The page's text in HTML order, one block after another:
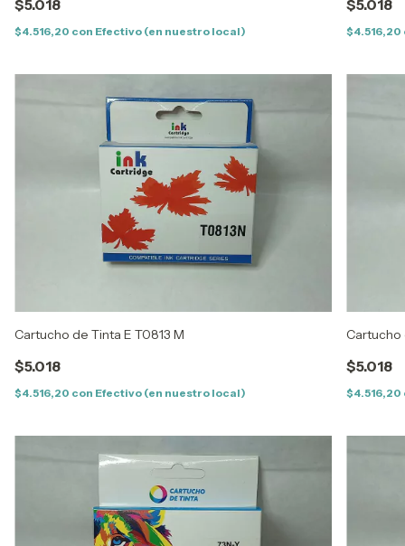
$5.018
$4.516,20 con Efectivo (en nuestro local)
$5.018
$4.516,20
Cartucho de Tinta E T0813 M
$5.018
$4.516,20 con Efectivo (en nuestro local)
Cartucho
$5.018
$4.516,20